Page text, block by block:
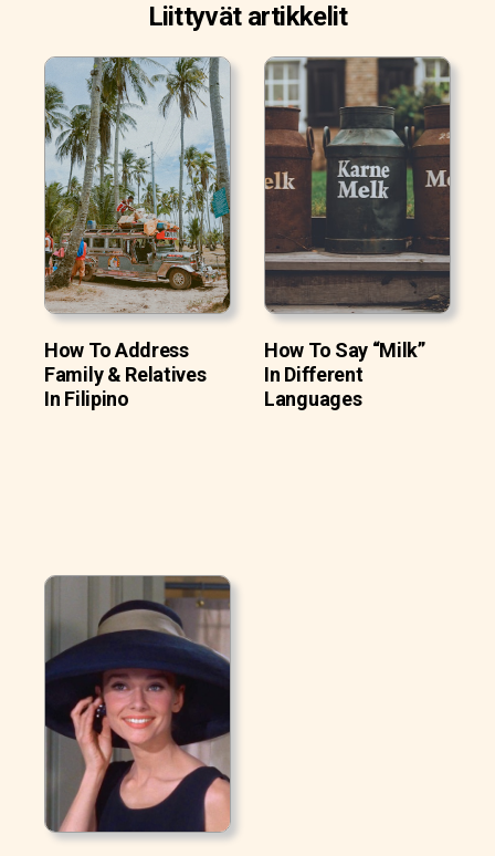
Liittyvät artikkelit
How To Address
Family & Relatives
In Filipino
How To Say “Milk”
In Different
Languages